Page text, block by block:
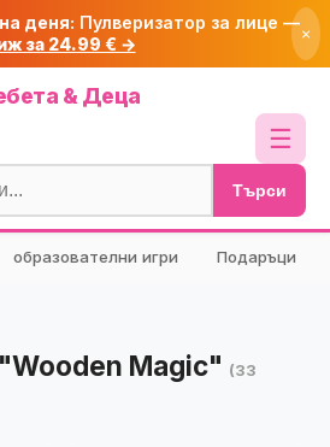
деня: Пулверизатор за лице —
за 24.99 € →
×
& Деца
☰
Блог
🧮 Калкулатори
Намери продукт
Търси
образователни игри Подаръци
Magic" (33